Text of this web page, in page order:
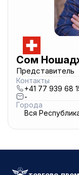
Сом
Представитель
Контакты
+41 77 939 68
-
Города
Вся